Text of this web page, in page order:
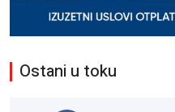
Ostani u toku